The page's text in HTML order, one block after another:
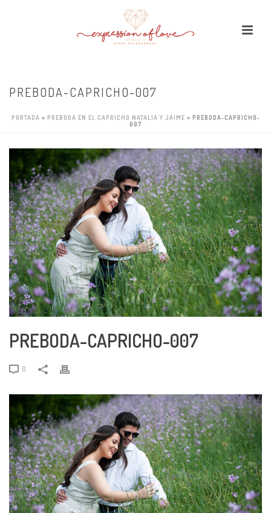
PREBODA-CAPRICHO-007
PORTADA » PREBODA EN EL CAPRICHO NATALIA Y JAIME » PREBODA-CAPRICHO-
007
PREBODA-CAPRICHO-007
0